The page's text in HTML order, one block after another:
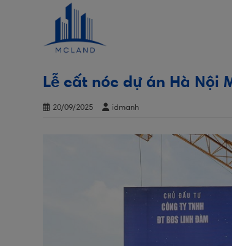
Lễ cất nóc dự án Hà Nội
20/09/2025 idmanh